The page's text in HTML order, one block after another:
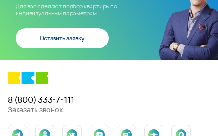
Для вас сделают подбор квартиры по
индивидуальным параметрам
Оставить заявку
8 (800) 333-7-111
Заказать звонок